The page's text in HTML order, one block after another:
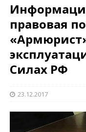
правовая
Силах РФ
23.12.2017